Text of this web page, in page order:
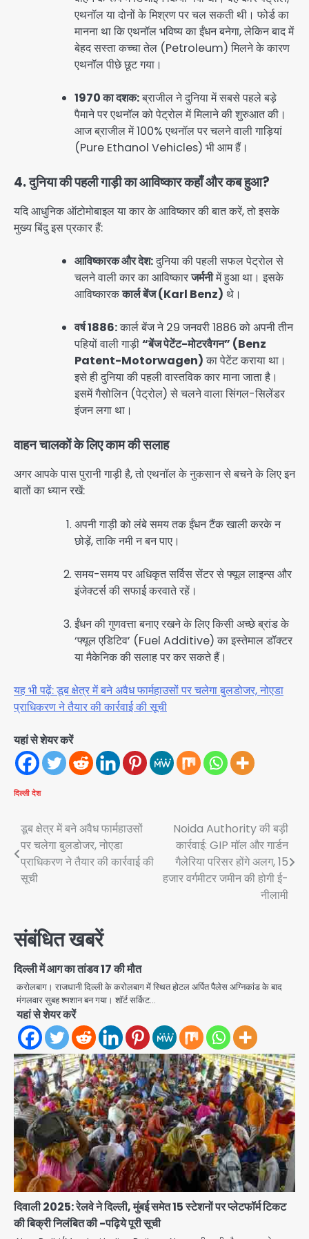
एथनॉल या दोनों के मिश्रण पर चल सकती थी। फोर्ड का
मानना था कि एथनॉल भविष्य का ईंधन बनेगा, लेकिन बाद में
बेहद सस्ता कच्चा तेल (Petroleum) मिलने के कारण
एथनॉल पीछे छूट गया।
1970 का दशक:ब्राजील ने दुनिया में सबसे पहले बड़े
पैमाने पर एथनॉल को पेट्रोल में मिलाने की शुरुआत की।
आज ब्राजील में 100% एथनॉल पर चलने वाली गाड़ियां
(Pure Ethanol Vehicles) भी आम हैं।
4. दुनिया की पहली गाड़ी का आविष्कार कहाँ और कब हुआ?
यदि आधुनिक ऑटोमोबाइल या कार के आविष्कार की बात करें, तो इसके
मुख्य बिंदु इस प्रकार हैं:
आविष्कारक और देश:दुनिया की पहली सफल पेट्रोल से
चलने वाली कार का आविष्कारजर्मनीमें हुआ था। इसके
आविष्कारककार्ल बेंज (Karl Benz) थे।
वर्ष 1886:कार्ल बेंज ने 29 जनवरी 1886 को अपनी तीन
पहियों वाली गाड़ी“बेंज पेटेंट-मोटरवैगन” (Benz
Patent-Motorwagen)का पेटेंट कराया था।
इसे ही दुनिया की पहली वास्तविक कार माना जाता है।
इसमें गैसोलिन (पेट्रोल) से चलने वाला सिंगल-सिलेंडर
इंजन लगा था।
वाहन चालकों के लिए काम की सलाह
अगर आपके पास पुरानी गाड़ी है, तो एथनॉल के नुकसान से बचने के लिए इन
बातों का ध्यान रखें:
अपनी गाड़ी को लंबे समय तक ईंधन टैंक खाली करके न
छोड़ें, ताकि नमी न बन पाए।
समय-समय पर अधिकृत सर्विस सेंटर से फ्यूल लाइन्स और
इंजेक्टर्स की सफाई करवाते रहें।
ईंधन की गुणवत्ता बनाए रखने के लिए किसी अच्छे ब्रांड के
‘फ्यूल एडिटिव’ (Fuel Additive) का इस्तेमाल डॉक्टर
या मैकेनिक की सलाह पर कर सकते हैं।
यह भी पढ़ें: डूब क्षेत्र में बने अवैध फार्महाउसों पर चलेगा बुलडोजर, नोएडा
प्राधिकरण ने तैयार की कार्रवाई की सूची
यहां से शेयर करें
दिल्ली देश
Post
navigation
डूब क्षेत्र में बने अवैध फार्महाउसों
पर चलेगा बुलडोजर, नोएडा
प्राधिकरण ने तैयार की कार्रवाई की
सूची
Noida Authority की बड़ी
कार्रवाई: GIP मॉल और गार्डन
गैलेरिया परिसर होंगे अलग, 15
हजार वर्गमीटर जमीन की होगी ई-
नीलामी
संबंधित खबरें
दिल्ली में आग का तांडव 17 की मौत
करोलबाग। राजधानी दिल्ली के करोलबाग में स्थित होटल अर्पित पैलेस अग्निकांड के बाद
मंगलवार सुबह श्मशान बन गया। शॉर्ट सर्किट…
यहां से शेयर करें
दिवाली 2025: रेलवे ने दिल्ली, मुंबई समेत 15 स्टेशनों पर प्लेटफॉर्म टिकट
की बिक्री निलंबित की -पढ़िये पूरी सूची